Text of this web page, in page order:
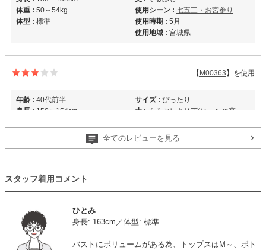
体重 : 50～54kg
体型 : 標準
使用シーン : 七五三・お宮参り
使用時期 : 5月
使用地域 : 宮城県
【M00363】を使用
年齢 : 40代前半
身長 :150〜154cm
サイズ : ぴったり
丈 :くるぶしより下(ヒールの高
使用シーン :
卒入園・卒入学式
使用時期 : 4月
【一緒に注文した商品】
B:MING by
BEAMS
全てのレビューを見る
スタッフ着用コメント
ひとみ
身長: 163cm／体型: 標準
バストにボリュームがある為、トップスはM～、ボト